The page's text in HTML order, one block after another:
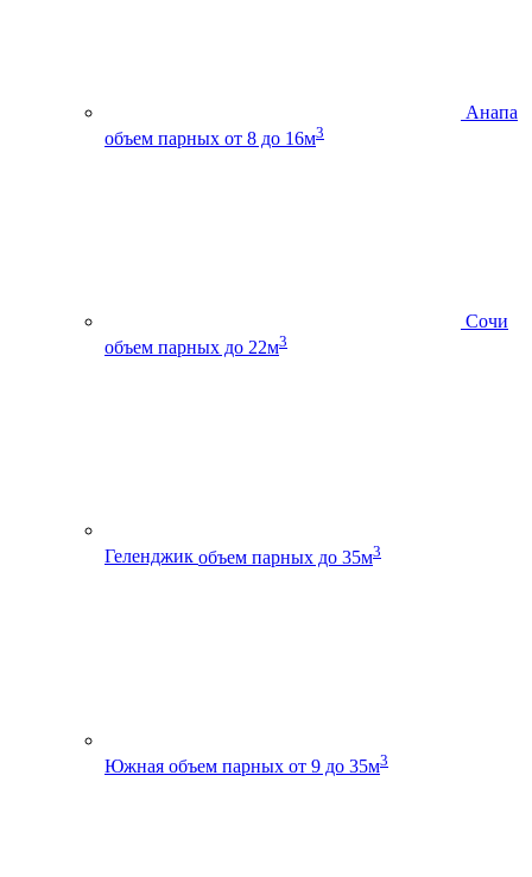
Анапа
объем парных от 8 до 16м3
Сочи
объем парных до 22м3
Геленджик объем парных до 35м3
Южная объем парных от 9 до 35м3